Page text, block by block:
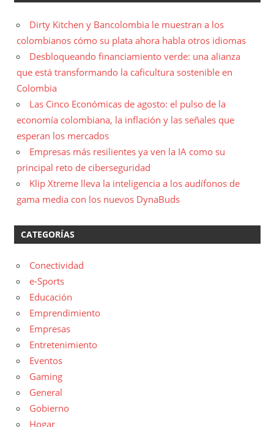
Dirty Kitchen y Bancolombia le muestran a los
colombianos cómo su plata ahora habla otros idiomas
Desbloqueando financiamiento verde: una alianza
que está transformando la caficultura sostenible en
Colombia
Las Cinco Económicas de agosto: el pulso de la
economía colombiana, la inflación y las señales que
esperan los mercados
Empresas más resilientes ya ven la IA como su
principal reto de ciberseguridad
Klip Xtreme lleva la inteligencia a los audífonos de
gama media con los nuevos DynaBuds
CATEGORÍAS
Conectividad
e-Sports
Educación
Emprendimiento
Empresas
Entretenimiento
Eventos
Gaming
General
Gobierno
Hogar